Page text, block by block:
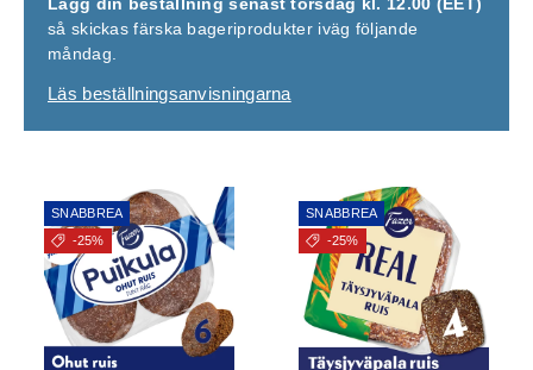
så skickas färska bageriprodukter iväg följande
måndag.
Läs beställningsanvisningarna
SNABBREA
-25%
SNABBREA
-25%